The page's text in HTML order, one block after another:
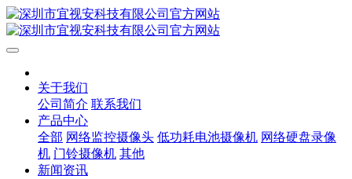
关于我们
公司简介 联系我们
产品中心
全部 网络监控摄像头 低功耗电池摄像机 网络硬盘录像
机 门铃摄像机 其他
新闻资讯